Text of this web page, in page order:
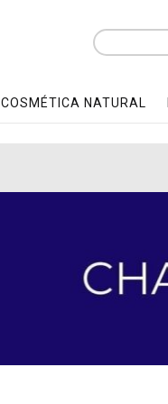
COSMÉTICA NATURAL